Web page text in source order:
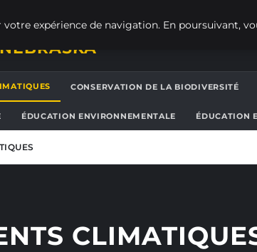
CONSERVATION DE LA BIODIVERSITÉ
ÉDUCATION ENVIRONNEMENTALE ÉDUCATION
expérience de navigation. En poursuivant,